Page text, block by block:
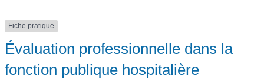
Fiche pratique
Évaluation professionnelle dans la
fonction publique hospitalière